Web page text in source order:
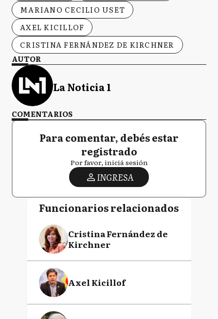
MARIANO CECILIO USET
AXEL KICILLOF
CRISTINA FERNÁNDEZ DE KIRCHNER
AUTOR
La Noticia 1
COMENTARIOS
Para comentar, debés estar
registrado
Por favor, iniciá sesión
INGRESA
Funcionarios relacionados
Cristina Fernández de
Kirchner
Axel Kicillof